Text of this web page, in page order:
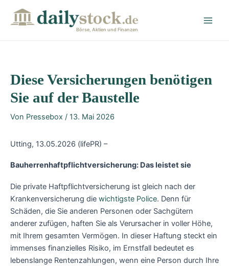
Börse, Aktien und Finanzen
Diese Versicherungen benötigen
Sie auf der Baustelle
Von Pressebox / 13. Mai 2026
Utting, 13.05.2026 (lifePR) –
Bauherrenhaftpflichtversicherung: Das leistet sie
Die private Haftpflichtversicherung ist gleich nach der
Krankenversicherung die wichtigste Police. Denn für
Schäden, die Sie anderen Personen oder Sachgütern
anderer zufügen, haften Sie als Verursacher in voller Höhe,
mit Ihrem gesamten Vermögen. In dieser Haftung steckt ein
immenses finanzielles Risiko, im Ernstfall bedeutet es
lebenslange Rentenzahlungen, wenn eine Person durch Ihre